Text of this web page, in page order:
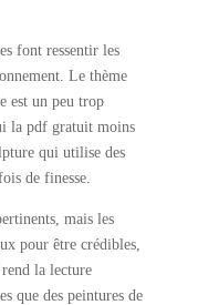
font ressentir les
Le thème
est un peu trop
la pdf gratuit moins
qui utilise des
de finesse.
mais les
pour être crédibles,
la lecture
que des peintures de